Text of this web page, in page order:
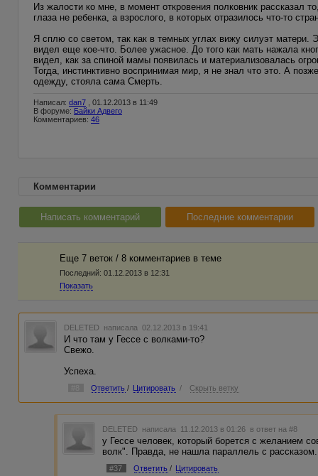
Из жалости ко мне, в момент откровения полковник рассказал
глаза не ребенка, а взрослого, в которых отразилось что-то
Я сплю со светом, так как в темных углах вижу силуэт
видел еще кое-что. Более ужасное. До того как мать нажала
видел, как за спиной мамы появилась и материализовалась
Тогда, инстинктивно воспринимая мир, я не знал что это. А
одежду, стояла сама Смерть.
Написал: dan7 , 01.12.2013 в 11:49
В форуме: Байки Адвего
Комментариев: 46
Комментарии
Написать комментарий Последние комментарии
Еще 7 веток / 8 комментариев в темe
Последний: 01.12.2013 в 12:31
Показать
DELETED написала 02.12.2013 в 19:41
И что там у Гессе с волками-то?
Свежо.
Успеха.
Ответить / Цитировать / Скрыть ветку
DELETED написала 11.12.2013 в 01:26 в ответ на #8
у Гессе человек, который борется с желанием
волк". Правда, не нашла параллель с
#37 Ответить / Цитировать